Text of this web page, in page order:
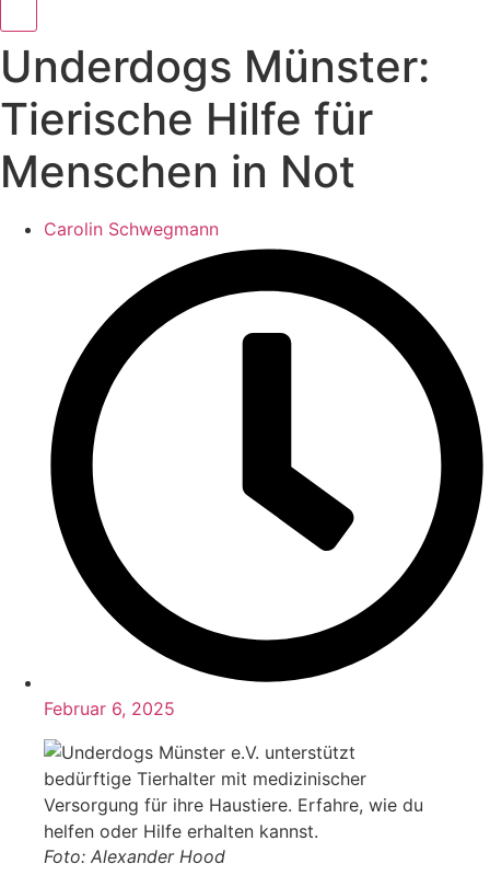
Underdogs Münster:
Tierische Hilfe für
Menschen in Not
Carolin Schwegmann
Februar 6, 2025
Foto: Alexander Hood